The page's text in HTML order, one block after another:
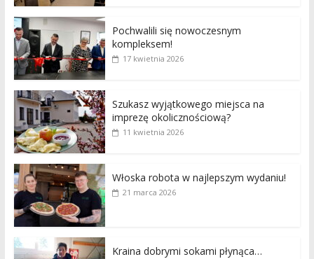
Pochwalili się nowoczesnym
kompleksem!
17 kwietnia 2026
Szukasz wyjątkowego miejsca na
imprezę okolicznościową?
11 kwietnia 2026
Włoska robota w najlepszym wydaniu!
21 marca 2026
Kraina dobrymi sokami płynąca…